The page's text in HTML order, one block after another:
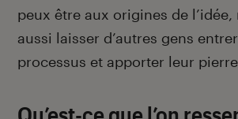
peux être aux origines de l’idée,
aussi laisser d’autres gens
processus et apporter leur pierre
Qu’est-ce que l’on